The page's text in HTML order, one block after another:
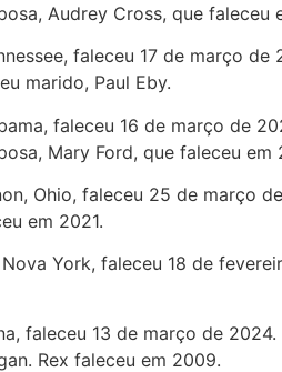
Audrey Cross, que faleceu
faleceu 17 de março
marido, Paul Eby.
faleceu 16 de março de
Mary Ford, que faleceu em
Ohio, faleceu 25 de março
em 2021.
York, faleceu 18 de
faleceu 13 de março de
Rex faleceu em 2009.